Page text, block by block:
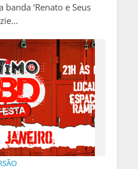
‘Renato e Seus